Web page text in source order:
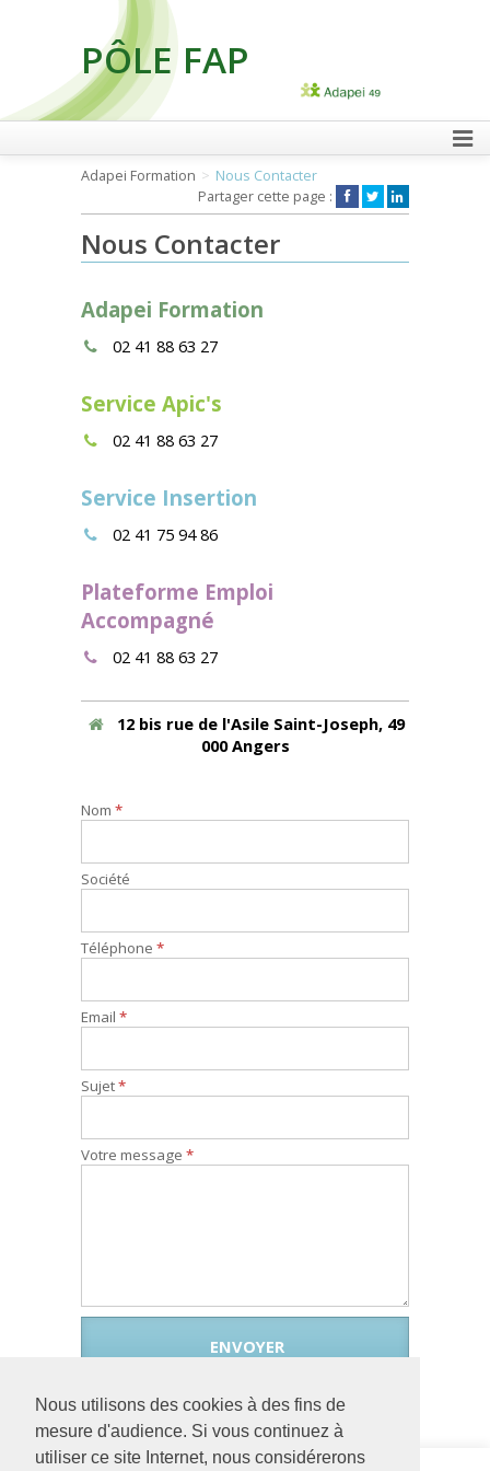
Nous utilisons des cookies à des fins de
mesure d'audience. Si vous continuez à
utiliser ce site Internet, nous considérerons
PÔLE FAP
FAIRE UN DON
Adapei Formation
Nous Contacter
Partager cette page :
Nous Contacter
Adapei Formation
02 41 88 63 27
Service Apic's
02 41 88 63 27
Service Insertion
02 41 75 94 86
Plateforme Emploi
Accompagné
02 41 88 63 27
12 bis rue de l'Asile Saint-Joseph, 49
000 Angers
Nom *
Société
Téléphone *
Email *
Sujet*
Votre message *